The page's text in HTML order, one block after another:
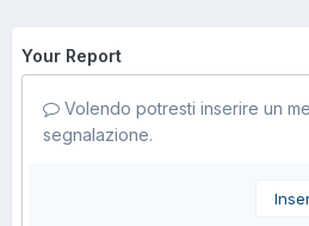
Your Report
Volendo potresti inserire un
segnalazione.